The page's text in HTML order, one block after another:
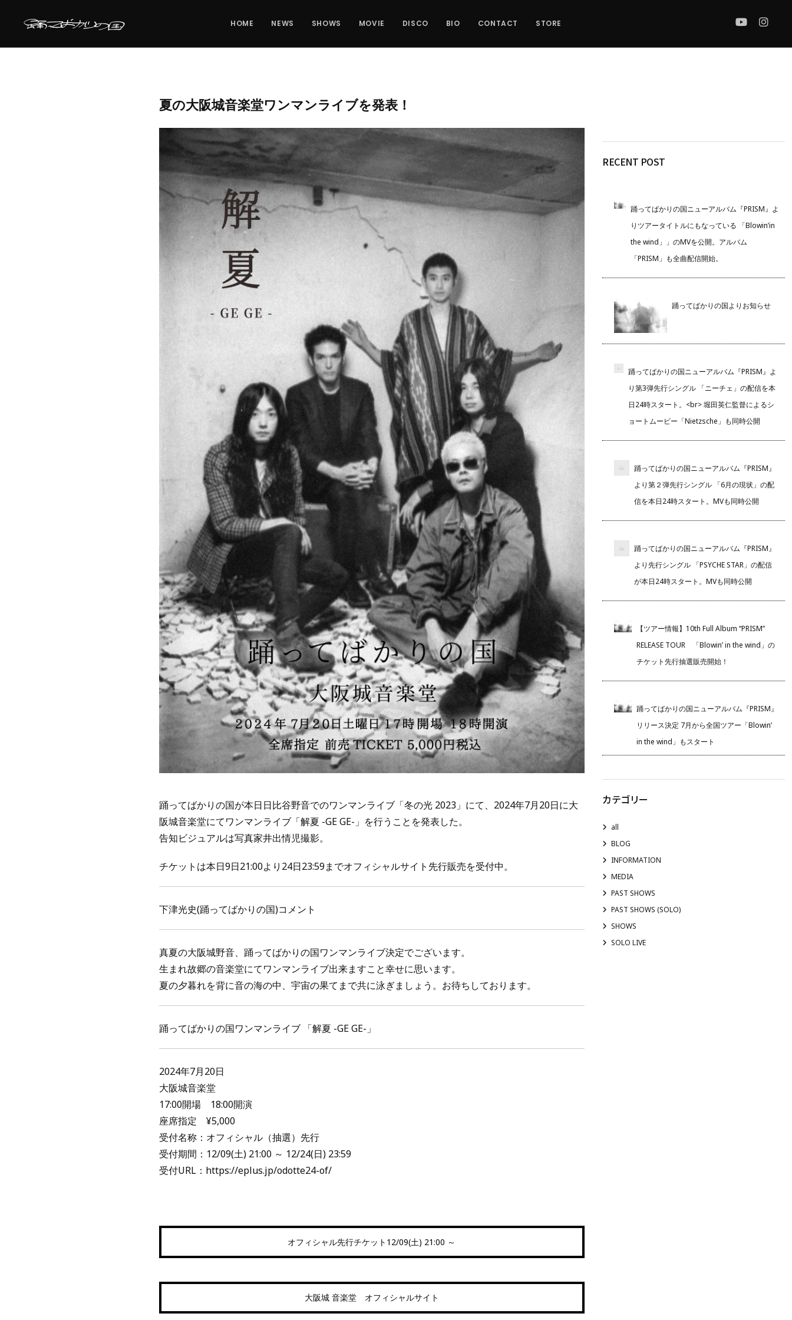
HOME NEWS SHOWS MOVIE DISCO BIO CONTACT STORE
夏の大阪城音楽堂ワンマンライブを発表！
踊ってばかりの国が本日日比谷野音でのワンマンライブ「冬の光 2023」にて、2024年7月20日に大
阪城音楽堂にてワンマンライブ「解夏 -GE GE-」を行うことを発表した。
告知ビジュアルは写真家井出情児撮影。
チケットは本日9日21:00より24日23:59までオフィシャルサイト先行販売を受付中。
下津光史(踊ってばかりの国)コメント
真夏の大阪城野音、踊ってばかりの国ワンマンライブ決定でございます。
生まれ故郷の音楽堂にてワンマンライブ出来ますこと幸せに思います。
夏の夕暮れを背に音の海の中、宇宙の果てまで共に泳ぎましょう。お待ちしております。
踊ってばかりの国ワンマンライブ 「解夏 -GE GE-」
2024年7月20日
大阪城音楽堂
17:00開場 18:00開演
座席指定 ¥5,000
受付名称：オフィシャル（抽選）先行
受付期間：12/09(土) 21:00 ～ 12/24(日) 23:59
受付URL：https://eplus.jp/odotte24-of/
オフィシャル先行チケット12/09(土) 21:00 ～
大阪城 音楽堂 オフィシャルサイト
RECENT POST
踊ってばかりの国ニューアルバム『PRISM』よ
りツアータイトルにもなっている 「Blowin’in
the wind」」のMVを公開。アルバム
「PRISM」も全曲配信開始。
踊ってばかりの国よりお知らせ
踊ってばかりの国ニューアルバム『PRISM』よ
り第3弾先行シングル 「ニーチェ」の配信を本
日24時スタート。<br> 堀田英仁監督によるシ
ョートムービー「Nietzsche」も同時公開
踊ってばかりの国ニューアルバム『PRISM』
より第２弾先行シングル 「6月の現状」の配
信を本日24時スタート。MVも同時公開
踊ってばかりの国ニューアルバム『PRISM』
より先行シングル 「PSYCHE STAR」の配信
が本日24時スタート。MVも同時公開
【ツアー情報】10th Full Album “PRISM”
RELEASE TOUR 「Blowin’ in the wind」の
チケット先行抽選販売開始！
踊ってばかりの国ニューアルバム『PRISM』
リリース決定 7月から全国ツアー「Blowin’
in the wind」もスタート
カテゴリー
all
BLOG
INFORMATION
MEDIA
PAST SHOWS
PAST SHOWS (SOLO)
SHOWS
SOLO LIVE